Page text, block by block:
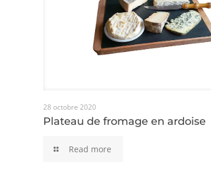
Plateau de fromage en ardoise
28 octobre 2020
Plateau de fromage en ardoise
Read more